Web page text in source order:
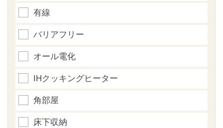
有線
バリアフリー
オール電化
IHクッキングヒーター
角部屋
床下収納